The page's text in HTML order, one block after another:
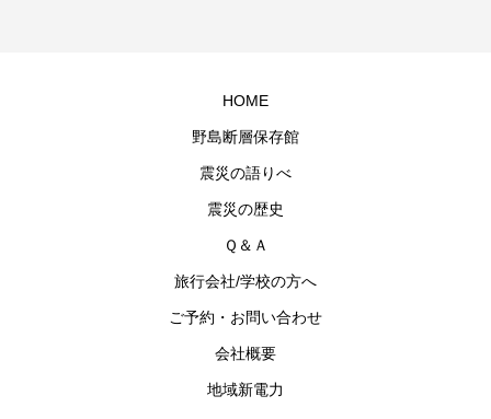
HOME
野島断層保存館
震災の語りべ
震災の歴史
Ｑ＆Ａ
旅行会社/学校の方へ
ご予約・お問い合わせ
会社概要
地域新電力